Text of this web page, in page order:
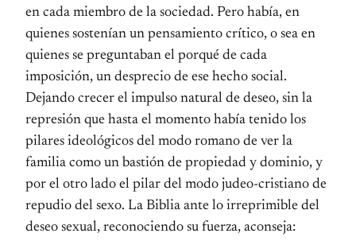
en cada miembro de la sociedad. Pero había, en
quienes sostenían un pensamiento crítico, o sea en
quienes se preguntaban el porqué de cada
imposición, un desprecio de ese hecho social.
Dejando crecer el impulso natural de deseo, sin la
represión que hasta el momento había tenido los
pilares ideológicos del modo romano de ver la
familia como un bastión de propiedad y dominio, y
por el otro lado el pilar del modo judeo-cristiano de
repudio del sexo. La Biblia ante lo irreprimible del
deseo sexual, reconociendo su fuerza, aconseja: